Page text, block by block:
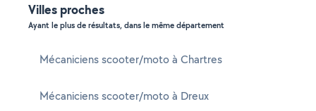
Villes proches
Ayant le plus de résultats, dans le même département
Mécaniciens scooter/moto à Chartres
Mécaniciens scooter/moto à Dreux